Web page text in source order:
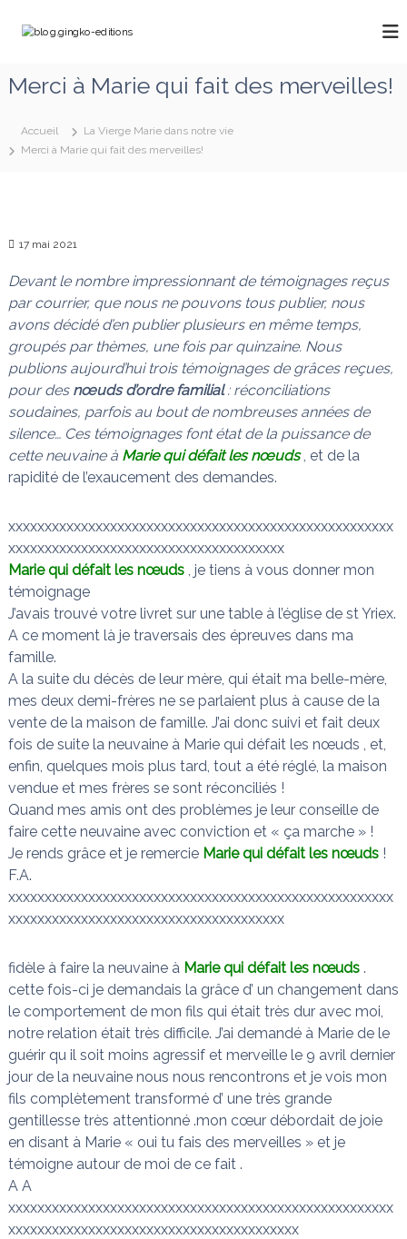
g
d
i
o
s
m
i
o
r
e
q
u
d
é
f
i
t
l
n
u
d
Merci à Marie qui fait des merveilles!
Accueil
La Vierge Marie dans notre vie
Merci à Marie qui fait des merveilles!
17 mai 2021
Devant le nombre impressionnant de témoignages reçus
par courrier, que nous ne pouvons tous publier, nous
avons décidé d’en publier plusieurs en même temps,
groupés par thèmes, une fois par quinzaine. Nous
publions aujourd’hui trois témoignages de grâces reçues,
pour des nœuds d’ordre familial: réconciliations
soudaines, parfois au bout de nombreuses années de
silence… Ces témoignages font état de la puissance de
cette neuvaine à Marie qui défait les nœuds, et de la
rapidité de l’exaucement des demandes.
xxxxxxxxxxxxxxxxxxxxxxxxxxxxxxxxxxxxxxxxxxxxxxxxxxxxx
xxxxxxxxxxxxxxxxxxxxxxxxxxxxxxxxxxxxxx
Marie qui défait les nœuds , je tiens à vous donner mon
témoignage
J’avais trouvé votre livret sur une table à l’église de st Yriex.
A ce moment là je traversais des épreuves dans ma
famille.
A la suite du décès de leur mère, qui était ma belle-mère,
mes deux demi-frères ne se parlaient plus à cause de la
vente de la maison de famille. J’ai donc suivi et fait deux
fois de suite la neuvaine à Marie qui défait les nœuds , et,
enfin, quelques mois plus tard, tout a été réglé, la maison
vendue et mes frères se sont réconciliés !
Quand mes amis ont des problèmes je leur conseille de
faire cette neuvaine avec conviction et « ça marche » !
Je rends grâce et je remercie Marie qui défait les nœuds !
F.A.
xxxxxxxxxxxxxxxxxxxxxxxxxxxxxxxxxxxxxxxxxxxxxxxxxxxxx
xxxxxxxxxxxxxxxxxxxxxxxxxxxxxxxxxxxxxx
‌fidèle à faire la neuvaine à Marie qui défait les nœuds .
cette fois-ci je demandais la grâce d’ un changement dans
le comportement de mon fils qui était très dur avec moi,
notre relation était très difficile. J’ai demandé à Marie de le
guérir qu il soit moins agressif et merveille le 9 avril dernier
jour de la neuvaine nous nous rencontrons et je vois mon
fils complètement transformé d’ une très grande
gentillesse très attentionné .mon cœur débordait de joie
en disant à Marie « oui tu fais des merveilles » et je
témoigne autour de moi de ce fait .
A A
xxxxxxxxxxxxxxxxxxxxxxxxxxxxxxxxxxxxxxxxxxxxxxxxxxxxx
xxxxxxxxxxxxxxxxxxxxxxxxxxxxxxxxxxxxxxxx